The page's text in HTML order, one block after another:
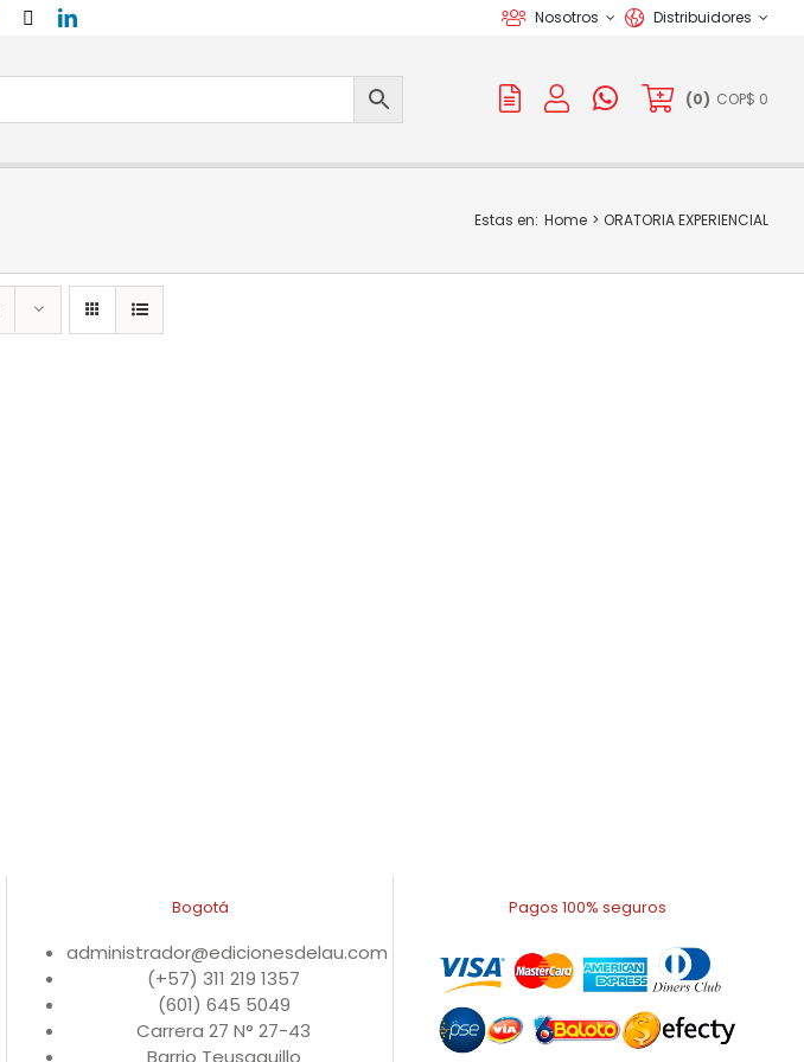
Nosotros Distribuidores
(0) COP$ 0
Estas en: Home ORATORIA EXPERIENCIAL
Bogotá
administrador@edicionesdelau.com
(+57) 311 219 1357
(601) 645 5049
Carrera 27 N° 27-43
Barrio Teusaquillo
Pagos 100% seguros